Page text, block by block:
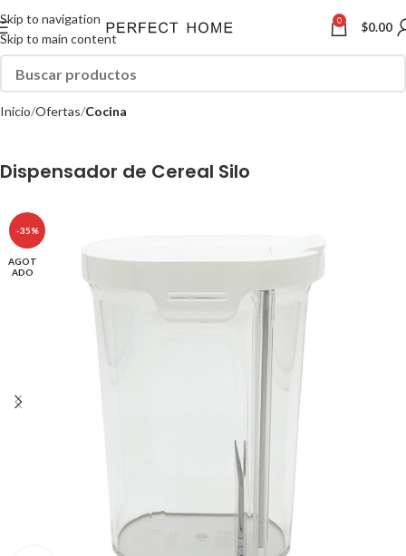
Skip to navigation
Skip to main content
0 $0.00
Inicio Ofertas Cocina
Dispensador de Cereal Silo
-35%
AGOT
ADO